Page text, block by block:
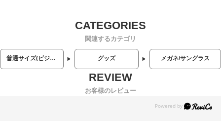
関連するカテゴリ
普通サイズ(ビジネス・カジュアル) グッズ メガネ/サングラス
お客様のレビュー